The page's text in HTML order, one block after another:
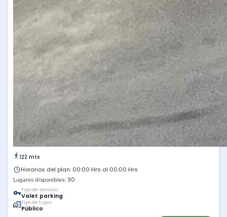
122 mts
Horarios del plan: 00:00 Hrs al 00:00 Hrs
Lugares disponibles: 30
Tipo de servicio
Valet parking
Tipo de lugar
Público